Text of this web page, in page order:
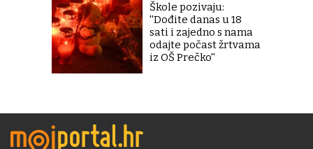
Škole pozivaju:
''Dođite danas u 18
sati i zajedno s nama
odajte počast žrtvama
iz OŠ Prečko''